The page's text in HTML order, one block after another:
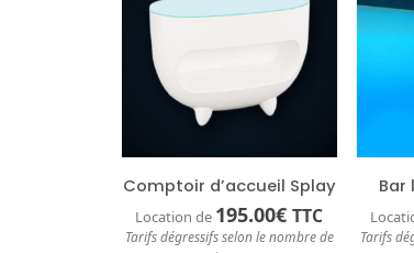
Comptoir d’accueil Splay
Location de 195.00€ TTC
Tarifs dégressifs selon le nombre de
Bar
Tarifs